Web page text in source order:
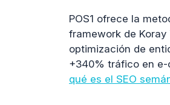
POS1 ofrece la
framework de
optimización de
+340% tráfico en e-
qué es el SEO